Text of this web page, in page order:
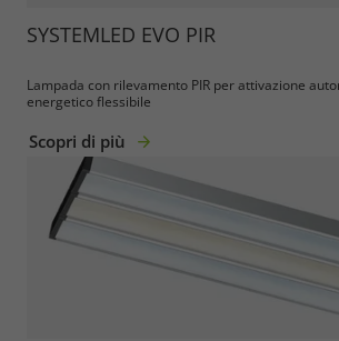
SYSTEMLED EVO PIR
Lampada con rilevamento PIR per attivazione
energetico flessibile
Scopri di più